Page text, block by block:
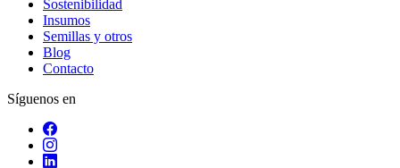
Sostenibilidad
Insumos
Semillas y otros
Blog
Contacto
Síguenos en